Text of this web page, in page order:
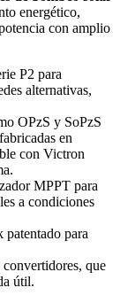
energético,
con amplio
P2 para
alternativas,
OPzS y SoPzS
en
con Victron
MPPT para
a condiciones
para
que
útil.